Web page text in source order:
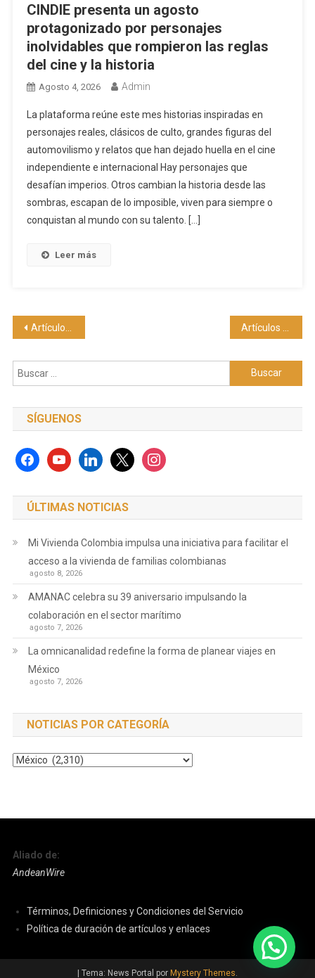
CINDIE presenta un agosto
protagonizado por personajes
inolvidables que rompieron las reglas
del cine y la historia
Agosto 4, 2026 Admin
La plataforma reúne este mes historias inspiradas en
personajes reales, clásicos de culto, grandes figuras del
automovilismo y relatos que han dejado huella en el cine
independiente e internacional Hay personajes que
desafían imperios. Otros cambian la historia desde las
sombras, escapan de lo imposible, viven para siempre o
conquistan al mundo con su talento. […]
Leer más
Navegación
de
entradas
Artículos antiguos
Buscar:
SÍGUENOS
facebookyoutubelinkedinx instagram
ÚLTIMAS NOTICIAS
Mi Vivienda Colombia impulsa una iniciativa para facilitar el
acceso a la vivienda de familias colombianas
agosto 8, 2026
AMANAC celebra su 39 aniversario impulsando la
colaboración en el sector marítimo
agosto 7, 2026
La omnicanalidad redefine la forma de planear viajes en
México
agosto 7, 2026
NOTICIAS POR CATEGORÍA
Noticias
Aliado de:
AndeanWire
Términos, Definiciones y Condiciones del Servicio
Política de duración de artículos y enlaces
| Tema: News Portal por Mystery Themes.